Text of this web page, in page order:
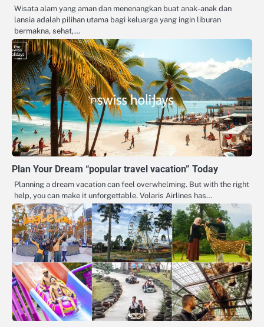
Wisata alam yang aman dan menenangkan buat anak-anak dan
lansia adalah pilihan utama bagi keluarga yang ingin liburan
bermakna, sehat,…
Plan Your Dream “popular travel vacation” Today
Planning a dream vacation can feel overwhelming. But with the right
help, you can make it unforgettable. Volaris Airlines has…